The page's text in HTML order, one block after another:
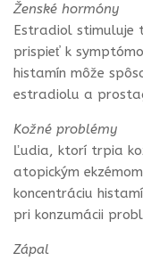
Ženské hormóny
Estradiol stimuluje
prispieť k
histamín môže
estradiolu a
Kožné problémy
Ľudia, ktorí trpia
atopickým
koncentráciu
pri konzumácii
Zápal